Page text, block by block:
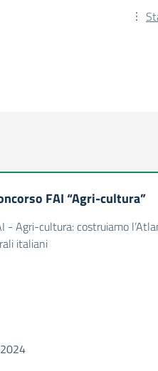
FAI “Agri-cultura”
- Agri-cultura: costruiamo
italiani